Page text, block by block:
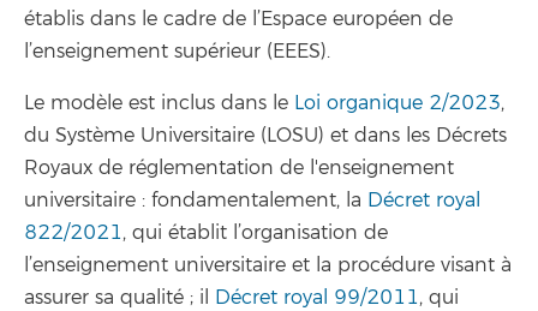
établis dans le cadre de l’Espace européen de
l’enseignement supérieur (EEES).
Le modèle est inclus dans le Loi organique 2/2023,
du Système Universitaire (LOSU) et dans les Décrets
Royaux de réglementation de l'enseignement
universitaire : fondamentalement, la Décret royal
822/2021, qui établit l’organisation de
l’enseignement universitaire et la procédure visant à
assurer sa qualité ; il Décret royal 99/2011, qui